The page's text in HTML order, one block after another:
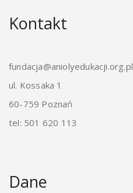
Kontakt
fundacja@aniolyedukacji.org.pl
ul. Kossaka 1
60-759 Poznań
tel: 501 620 113
Dane